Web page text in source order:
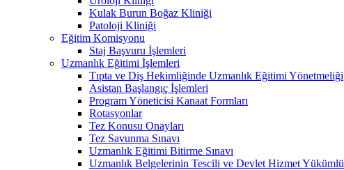
Kulak Burun Boğaz Kliniği
Patoloji Kliniği
Eğitim Komisyonu
Staj Başvuru İşlemleri
Uzmanlık Eğitimi İşlemleri
Tıpta ve Diş Hekimliğinde Uzmanlık Eğitimi Yönetmeliği
Asistan Başlangıç İşlemleri
Program Yöneticisi Kanaat Formları
Rotasyonlar
Tez Konusu Onayları
Tez Savunma Sınavı
Uzmanlık Eğitimi Bitirme Sınavı
Uzmanlık Belgelerinin Tescili ve Devlet Hizmet